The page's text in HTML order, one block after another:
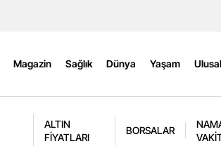
Magazin Sağlık Dünya Yaşam
ALTIN
FİYATLARI
BORSALAR